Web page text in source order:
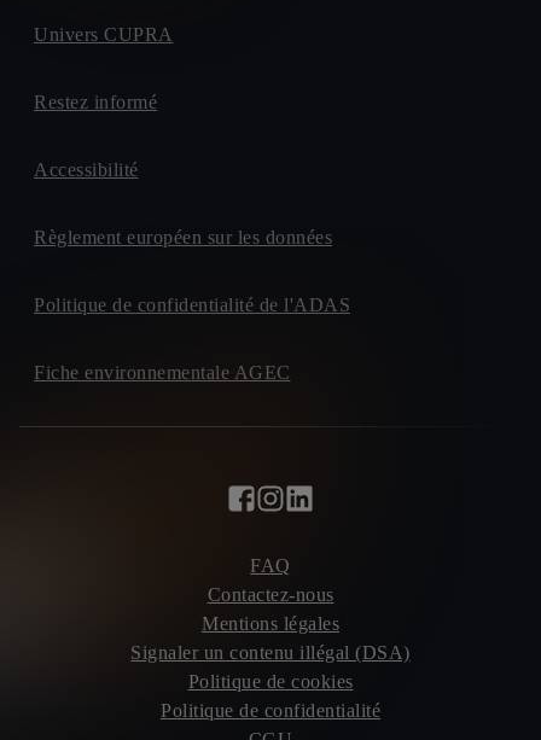
Univers CUPRA
Restez informé
Accessibilité
Règlement européen sur les données
Politique de confidentialité de l'ADAS
Fiche environnementale AGEC
FAQ
Contactez-nous
Mentions légales
Signaler un contenu illégal (DSA)
Politique de cookies
Politique de confidentialité